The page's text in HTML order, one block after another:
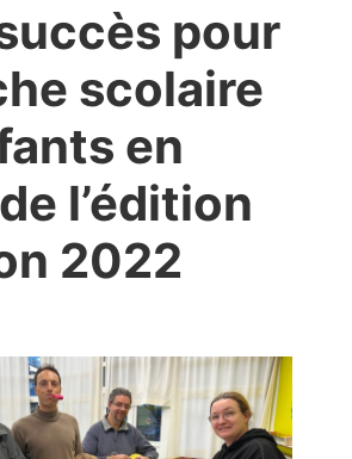
pour
scolaire
en
l’édition
2022